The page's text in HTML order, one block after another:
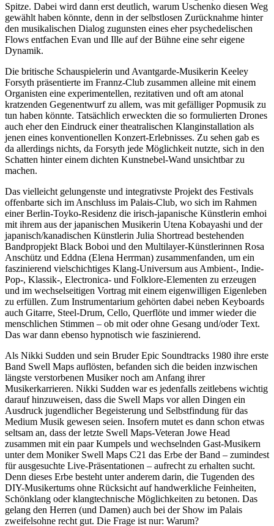
Spitze. Dabei wird dann erst deutlich, warum Uschenko diesen Weg
gewählt haben könnte, denn in der selbstlosen Zurücknahme hinter
den musikalischen Dialog zugunsten eines eher psychedelischen
Flows entfachen Evan und Ille auf der Bühne eine sehr eigene
Dynamik.
Die britische Schauspielerin und Avantgarde-Musikerin Keeley
Forsyth präsentierte im Frannz-Club zusammen alleine mit einem
Organisten eine experimentellen, rezitativen und oft am atonal
kratzenden Gegenentwurf zu allem, was mit gefälliger Popmusik zu
tun haben könnte. Tatsächlich erweckten die so formulierten Drones
auch eher den Eindruck einer theatralischen Klanginstallation als
jenen eines konventionellen Konzert-Erlebnisses. Zu sehen gab es
da allerdings nichts, da Forsyth jede Möglichkeit nutzte, sich in den
Schatten hinter einem dichten Kunstnebel-Wand unsichtbar zu
machen.
Das vielleicht gelungenste und integrativste Projekt des Festivals
offenbarte sich im Anschluss im Palais-Club, wo sich im Rahmen
einer Berlin-Toyko-Residenz die irisch-japanische Künstlerin emhoi
mit ihrem aus der japanischen Musikerin Utena Kobayashi und der
japanisch/kanadischen Künstlerin Julia Shortread bestehenden
Bandpropjekt Black Boboi und den Multilayer-Künstlerinnen Rosa
Anschütz und Eddna (Elena Herrman) zusammenfanden, um ein
faszinierend vielschichtiges Klang-Universum aus Ambient-, Indie-
Pop-, Klassik-, Electronica- und Folklore-Elementen zu erzeugen
und im wechselseitigen Vortrag mit einem eigenwilligen Eigenleben
zu erfüllen. Zum Instrumentarium gehörten dabei neben Keyboards
auch Gitarre, Steel-Drum, Cello, Querflöte und immer wieder die
menschlichen Stimmen – ob mit oder ohne Gesang und/oder Text.
Das war dann ebenso hypnotisch wie faszinierend.
Als Nikki Sudden und sein Bruder Epic Soundtracks 1980 ihre erste
Band Swell Maps auflösten, befanden sich die beiden inzwischen
längste verstorbenen Musiker noch am Anfang ihrer
Musikerkarrieren. Nikki Sudden war es jedenfalls zeitlebens wichtig
darauf hinzuweisen, dass die Swell Maps vor allen Dingen ein
Ausdruck jugendlicher Begeisterung und Selbstfindung für das
Medium Musik gewesen seien. Insofern mutet es dann schon etwas
seltsam an, dass der letzte Swell Maps-Veteran Jowe Head
zusammen mit ein paar Kumpels und wechselnden Gast-Musikern
unter dem Moniker Swell Maps C21 das Erbe der Band – zumindest
für ausgesuchte Live-Präsentationen – aufrecht zu erhalten sucht.
Denn dieses Erbe besteht unter anderem darin, die Tugenden des
DIY-Musikertums ohne Rücksicht auf handwerkliche Feinheiten,
Schönklang oder klangtechnische Möglichkeiten zu betonen. Das
gelang den Herren (und Damen) auch bei der Show im Palais
zweifelsohne recht gut. Die Frage ist nur: Warum?